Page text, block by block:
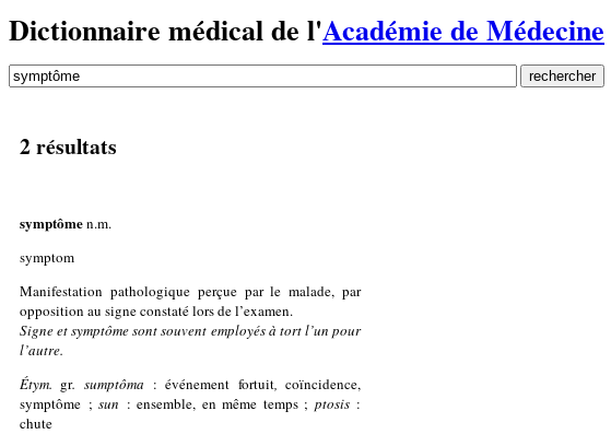
Dictionnaire médical de l'Académie de Médecine
2 résultats
symptômen.m.
symptom
Manifestation pathologique perçue par le malade, par
opposition au signe constaté lors de l’examen.
Signe et symptôme sont souvent employés à tort l’un pour
l’autre.
Étym. gr. sumptôma : événement fortuit,coïncidence,
symptôme ; sun : ensemble, en même temps ; ptosis :
chute